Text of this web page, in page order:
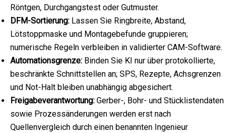
Röntgen, Durchgangstest oder Gutmuster.
DFM-Sortierung: Lassen Sie Ringbreite, Abstand,
Lötstoppmaske und Montagebefunde gruppieren;
numerische Regeln verbleiben in validierter CAM-Software.
Automationsgrenze: Binden Sie KI nur über protokollierte,
beschränkte Schnittstellen an; SPS, Rezepte, Achsgrenzen
und Not-Halt bleiben unabhängig abgesichert.
Freigabeverantwortung: Gerber-, Bohr- und Stücklistendaten
sowie Prozessänderungen werden erst nach
Quellenvergleich durch einen benannten Ingenieur